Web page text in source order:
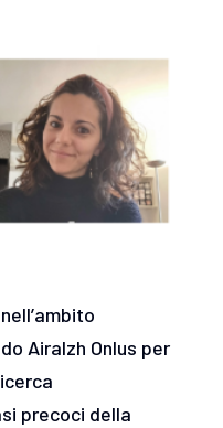
Airalzh Onlus per
precoci della